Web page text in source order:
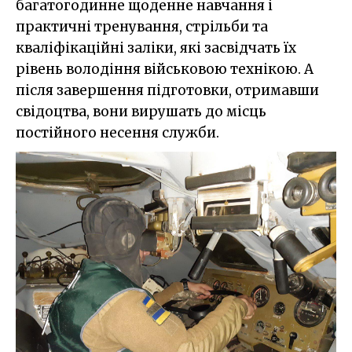
багатогодинне щоденне навчання і
практичні тренування, стрільби та
кваліфікаційні заліки, які засвідчать їх
рівень володіння військовою технікою. А
після завершення підготовки, отримавши
свідоцтва, вони вирушать до місць
постійного несення служби.